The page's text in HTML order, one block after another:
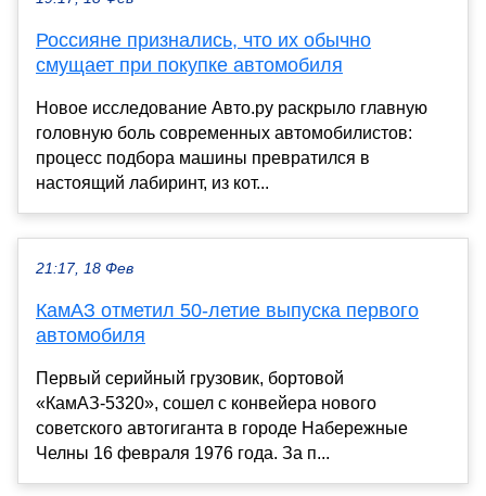
Россияне признались, что их обычно
смущает при покупке автомобиля
Новое исследование Авто.ру раскрыло главную
головную боль современных автомобилистов:
процесс подбора машины превратился в
настоящий лабиринт, из кот...
21:17, 18 Фев
КамАЗ отметил 50-летие выпуска первого
автомобиля
Первый серийный грузовик, бортовой
«КамАЗ-5320», сошел с конвейера нового
советского автогиганта в городе Набережные
Челны 16 февраля 1976 года. За п...